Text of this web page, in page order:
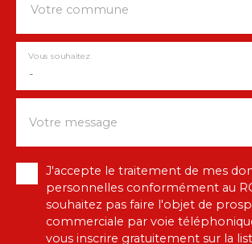
Votre commune
-
Vous souhaitez
Votre message
J'accepte le traitement de mes
personnelles conformément au
souhaitez pas faire l'objet de
commerciale par voie
vous inscrire gratuitement sur la